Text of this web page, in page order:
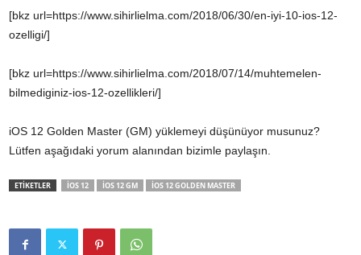
[bkz url=https://www.sihirlielma.com/2018/06/30/en-iyi-10-ios-12-
ozelligi/]
[bkz url=https://www.sihirlielma.com/2018/07/14/muhtemelen-
bilmediginiz-ios-12-ozellikleri/]
iOS 12 Golden Master (GM) yüklemeyi düşünüyor musunuz?
Lütfen aşağıdaki yorum alanından bizimle paylaşın.
ETİKETLER IOS 12 IOS 12 GM IOS 12 GOLDEN MASTER